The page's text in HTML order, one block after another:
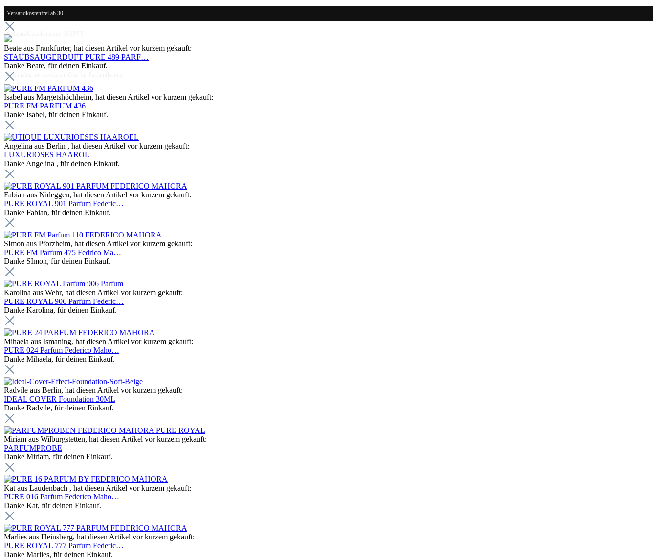
Versandkostenfrei ab 30
Geheim-Gutscheincode: HAPPY
Bewertung ⭐⭐⭐⭐⭐ 4.75 / 5.00
Nachhaltig mit recycletem Glas für Parfümflacons
Beate aus Frankfurter, hat diesen Artikel vor kurzem gekauft:
STAUBSAUGERDUFT PURE 489 PARF…
Danke Beate, für deinen Einkauf.
Isabel aus Margetshöchheim, hat diesen Artikel vor kurzem gekauft:
PURE FM PARFUM 436
Danke Isabel, für deinen Einkauf.
Angelina aus Berlin , hat diesen Artikel vor kurzem gekauft:
LUXURIÖSES HAARÖL
Danke Angelina , für deinen Einkauf.
Fabian aus Nideggen, hat diesen Artikel vor kurzem gekauft:
PURE ROYAL 901 Parfum Federic…
Danke Fabian, für deinen Einkauf.
SImon aus Pforzheim, hat diesen Artikel vor kurzem gekauft:
PURE FM Parfum 475 Fedrico Ma…
Danke SImon, für deinen Einkauf.
Karolina aus Wehr, hat diesen Artikel vor kurzem gekauft:
PURE ROYAL 906 Parfum Federic…
Danke Karolina, für deinen Einkauf.
Mihaela aus Ismaning, hat diesen Artikel vor kurzem gekauft:
PURE 024 Parfum Federico Maho…
Danke Mihaela, für deinen Einkauf.
Radvile aus Berlin, hat diesen Artikel vor kurzem gekauft:
IDEAL COVER Foundation 30ML
Danke Radvile, für deinen Einkauf.
Miriam aus Wilburgstetten, hat diesen Artikel vor kurzem gekauft:
PARFUMPROBE
Danke Miriam, für deinen Einkauf.
Kat aus Laudenbach , hat diesen Artikel vor kurzem gekauft:
PURE 016 Parfum Federico Maho…
Danke Kat, für deinen Einkauf.
Marlies aus Heinsberg, hat diesen Artikel vor kurzem gekauft:
PURE ROYAL 777 Parfum Federic…
Danke Marlies, für deinen Einkauf.